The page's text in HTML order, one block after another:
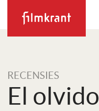
RECENSIES
El olvido